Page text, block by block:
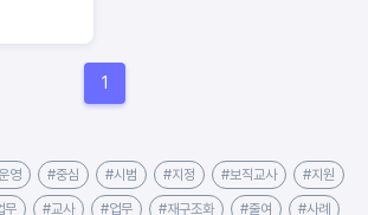
1
영 #중심 #시범 #지정 #보직교사 #지원
무 #교사 #업무 #재구조화 #줄여 #사례